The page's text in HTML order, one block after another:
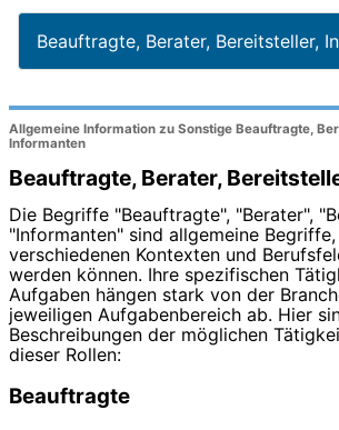
Beauftragte, Berater, Bereitsteller,
Allgemeine Information zu Sonstige Beauftragte,
Informanten
Beauftragte, Berater,
Die Begriffe "Beauftragte", "Berater",
"Informanten" sind allgemeine
verschiedenen Kontexten und
werden können. Ihre spezifischen
Aufgaben hängen stark von der
jeweiligen Aufgabenbereich ab. Hier
Beschreibungen der möglichen
dieser Rollen:
Beauftragte